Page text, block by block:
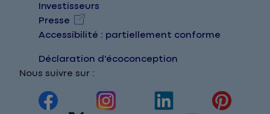
Investisseurs
Presse
Accessibilité : partiellement conforme
Déclaration d'écoconception
Nous suivre sur :